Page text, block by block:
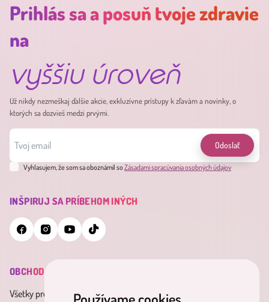
Prihlás sa a posuň tvoje zdravie
na
vyššiu úroveň
Už nikdy nezmeškaj ďalšie akcie, exkluzívne prístupy k zľavám a novinky, o
ktorých sa dozvieš medzi prvými.
Odoslať
Vyhlasujem, že som sa oboznámil soZásadami spracúvania osobných údajov
INŠPIRUJ SA PRÍBEHOM INÝCH
OBCHOD
Všetky produkty
Všeobecné obchodné